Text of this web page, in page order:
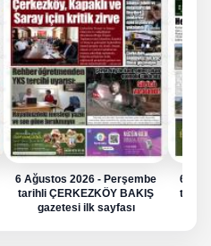
6 Ağustos 2026 - Perşembe
tarihli ÇERKEZKÖY BAKIŞ
gazetesi ilk sayfası
6
tarihli